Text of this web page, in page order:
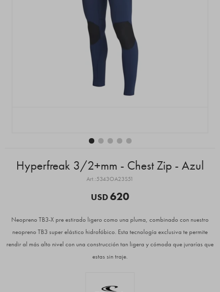
Hyperfreak 3/2+mm - Chest Zip - Azul
5343OA23S51
USD620
Neopreno TB3-X pre estirado ligero como una pluma, combinado con nuestro
neopreno TB3 super elástico hidrofóbico. Esta tecnología exclusiva te permite
rendir al más alto nivel con una construcción tan ligera y cómoda que jurarías que
estas sin traje.